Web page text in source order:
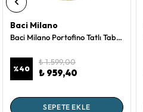
Baci Milano
Baci Milano Portofino Tatlı Tabağı 21 cm
%40
₺ 1.599,00
₺ 959,40
SEPETE EKLE